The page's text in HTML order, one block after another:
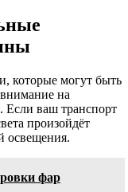
которые могут быть
на
Если ваш транспорт
произойдёт
освещения.
фар